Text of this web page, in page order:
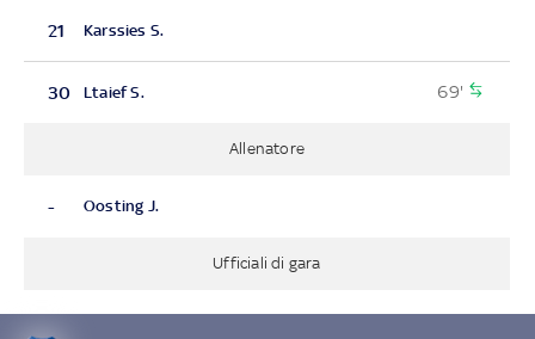
21 Karssies S.
30 Ltaief S. 69'
Allenatore
- Oosting J.
Ufficiali di gara